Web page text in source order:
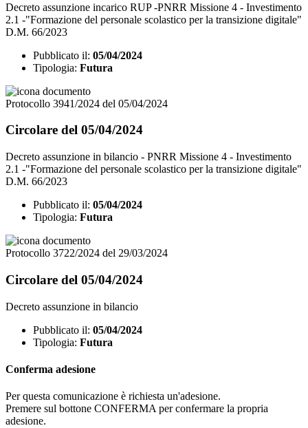
Decreto assunzione incarico RUP -PNRR Missione 4 - Investimento
2.1 -"Formazione del personale scolastico per la transizione digitale"
D.M. 66/2023
Pubblicato il: 05/04/2024
Tipologia: Futura
Protocollo 3941/2024 del 05/04/2024
Circolare del 05/04/2024
Decreto assunzione in bilancio - PNRR Missione 4 - Investimento
2.1 -"Formazione del personale scolastico per la transizione digitale"
D.M. 66/2023
Pubblicato il: 05/04/2024
Tipologia: Futura
Protocollo 3722/2024 del 29/03/2024
Circolare del 05/04/2024
Decreto assunzione in bilancio
Pubblicato il: 05/04/2024
Tipologia: Futura
Conferma adesione
Per questa comunicazione è richiesta un'adesione.
Premere sul bottone CONFERMA per confermare la propria
adesione.